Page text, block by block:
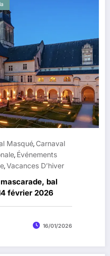
Masqué, Carnaval
, Événements
,Vacances D’hiver
bal
février 2026
16/01/2026